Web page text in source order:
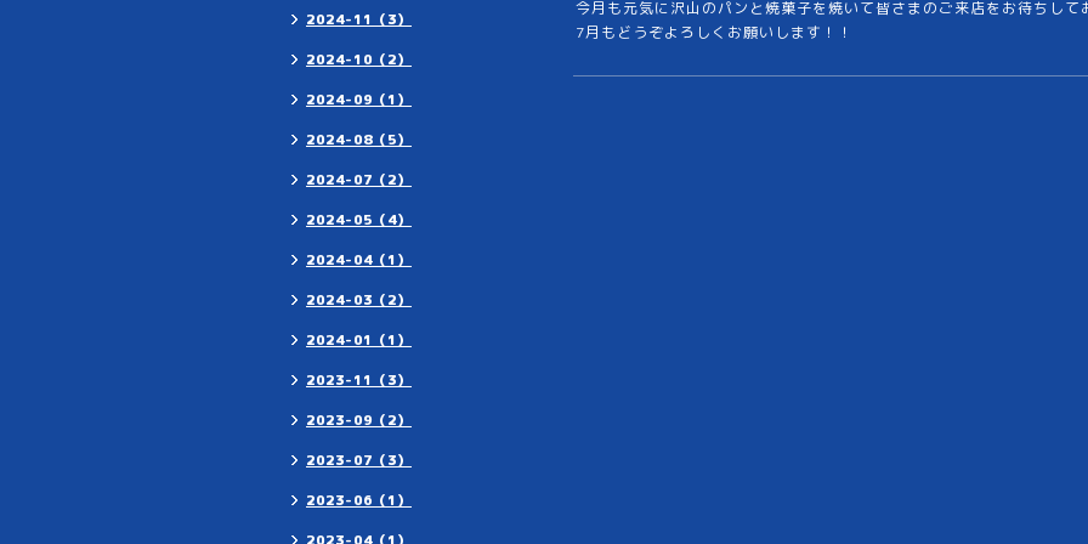
今月も元気に沢山のパンと焼菓子を焼いて皆さまのご来店をお待ちして
7月もどうぞよろしくお願いします！！
2024-11（3）
2024-10（2）
2024-09（1）
2024-08（5）
2024-07（2）
2024-05（4）
2024-04（1）
2024-03（2）
2024-01（1）
2023-11（3）
2023-09（2）
2023-07（3）
2023-06（1）